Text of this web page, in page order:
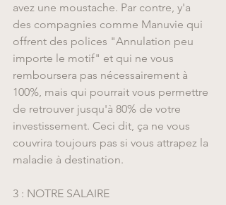
avez une moustache. Par contre, y'a
des compagnies comme Manuvie qui
offrent des polices "Annulation peu
importe le motif" et qui ne vous
remboursera pas nécessairement à
100%, mais qui pourrait vous permettre
de retrouver jusqu'à 80% de votre
investissement. Ceci dit, ça ne vous
couvrira toujours pas si vous attrapez la
maladie à destination.
3 : NOTRE SALAIRE